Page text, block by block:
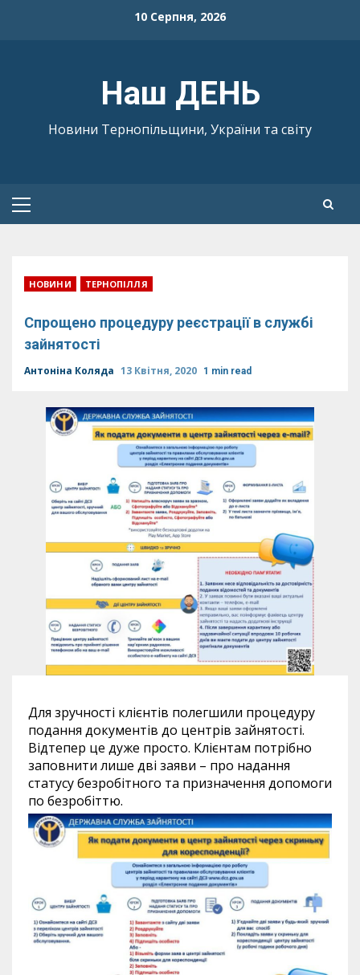
10 Серпня, 2026
Наш ДЕНЬ
Новини Тернопільщини, України та світу
Primary
НОВИНИ ТЕРНОПІЛЛЯ
Спрощено процедуру реєстрації в службі
зайнятості
Антоніна Коляда 13 Квітня, 2020 1 min read
Для зручності клієнтів полегшили процедуру
подання документів до центрів зайнятості.
Відтепер це дуже просто. Клієнтам потрібно
заповнити лише дві заяви – про надання
статусу безробітного та призначення допомоги
по безробіттю.